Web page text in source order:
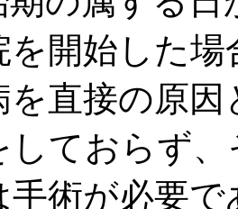
を開始した場
を直接の原
しておらず
手術が必要